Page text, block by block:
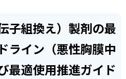
子組換え）製剤の最
ライン（悪性胸膜中
最適使用推進ガイド